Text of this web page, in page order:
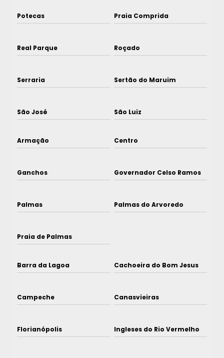
Potecas Praia Comprida
Real Parque Roçado
Serraria Sertão do Maruim
São José São Luiz
Armação Centro
Ganchos Governador Celso Ramos
Palmas Palmas do Arvoredo
Praia de Palmas
Barra da Lagoa Cachoeira do Bom Jesus
Campeche Canasvieiras
Florianópolis Ingleses do Rio Vermelho